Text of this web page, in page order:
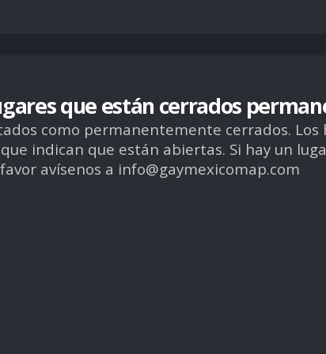
que están cerrados
como permanentemente cerrados.
indican que están abiertas. Si hay un
avísenos a info@gaymexicomap.com